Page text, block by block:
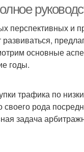
перспективных и
развиваться,
основные
годы.
трафика по
рода
задача